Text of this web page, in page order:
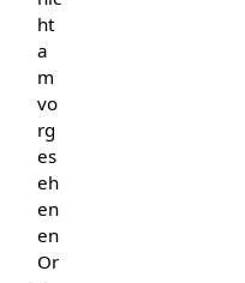
ht
a
m
vo
rg
es
eh
en
en
Or